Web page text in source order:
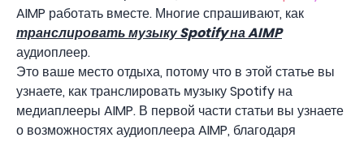
AIMP работать вместе. Многие спрашивают, как
транслировать музыку Spotify на AIMP
аудиоплеер.
Это ваше место отдыха, потому что в этой статье вы
узнаете, как транслировать музыку Spotify на
медиаплееры AIMP. В первой части статьи вы узнаете
о возможностях аудиоплеера AIMP, благодаря